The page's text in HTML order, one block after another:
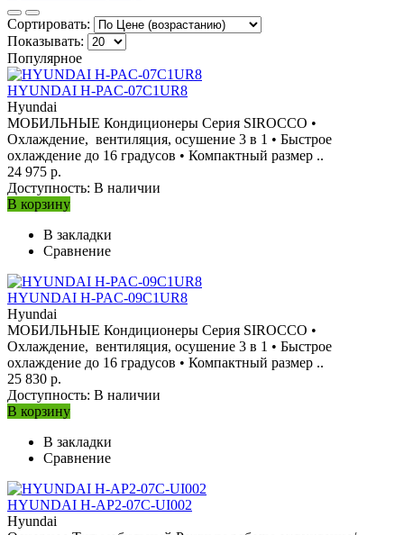
Сортировать:
Показывать:
Популярное
HYUNDAI H-PAC-07C1UR8
Hyundai
МОБИЛЬНЫЕ Кондиционеры Серия SIROCCO •
Охлаждение, вентиляция, осушение 3 в 1 • Быстрое
охлаждение до 16 градусов • Компактный размер ..
24 975 р.
Доступность: В наличии
В корзину
В закладки
Сравнение
HYUNDAI H-PAC-09C1UR8
Hyundai
МОБИЛЬНЫЕ Кондиционеры Серия SIROCCO •
Охлаждение, вентиляция, осушение 3 в 1 • Быстрое
охлаждение до 16 градусов • Компактный размер ..
25 830 р.
Доступность: В наличии
В корзину
В закладки
Сравнение
HYUNDAI H-AP2-07C-UI002
Hyundai